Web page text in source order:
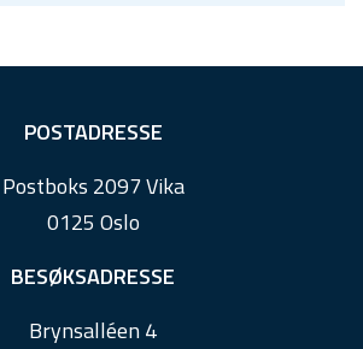
POSTADRESSE
Postboks 2097 Vika
0125 Oslo
BESØKSADRESSE
Brynsalléen 4